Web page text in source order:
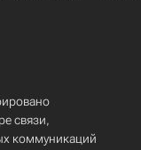
связи,
коммуникаций